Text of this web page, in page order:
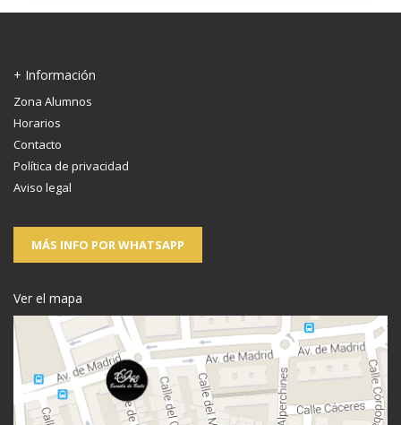
+ Información
Zona Alumnos
Horarios
Contacto
Política de privacidad
Aviso legal
MÁS INFO POR WHATSAPP
Ver el mapa